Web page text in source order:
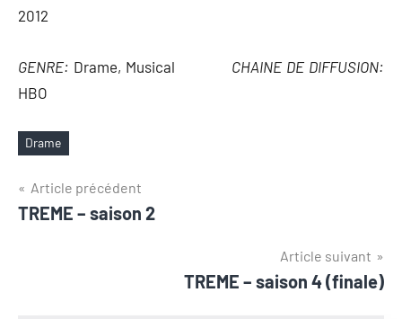
2012
GENRE: Drame, Musical CHAINE DE DIFFUSION:
HBO
Étiquettes
Drame
Navigation
de
Article précédent
TREME – saison 2
Article suivant
TREME – saison 4 (finale)